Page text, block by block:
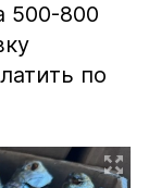
500-800
по